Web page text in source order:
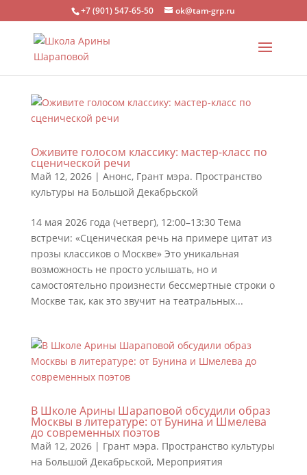
+7 (901) 547-65-50 ok@tam-grp.ru
Оживите голосом классику: мастер-класс по
сценической речи
Май 12, 2026| Анонс, Грант мэра. Пространство
культуры на Большой Декабрьской
14 мая 2026 года (четверг), 12:00–13:30 Тема
встречи: «Сценическая речь на примере цитат из
прозы классиков о Москве» Это уникальная
возможность не просто услышать, но и
самостоятельно произнести бессмертные строки о
Москве так, как это звучит на театральных...
В Школе Арины Шараповой обсудили образ
Москвы в литературе: от Бунина и Шмелева
до современных поэтов
Май 12, 2026| Грант мэра. Пространство культуры
на Большой Декабрьской, Мероприятия